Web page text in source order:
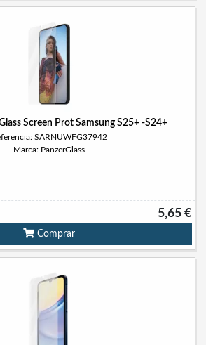
Screen Prot Samsung S25+ -S24+
SARNUWFG37942
Marca: PanzerGlass
5,65 €
Comprar